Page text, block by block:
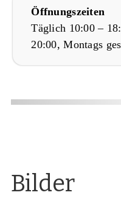
Öffnungszeiten
Täglich 10:00 –
20:00, Montags
Bilder